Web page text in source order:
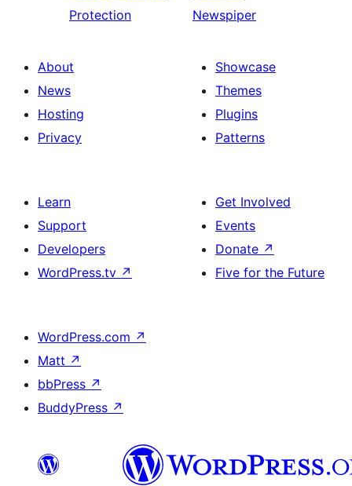
Protection
Newspiper
About
News
Hosting
Privacy
Showcase
Themes
Plugins
Patterns
Learn
Support
Developers
WordPress.tv ↗
Get Involved
Events
Donate ↗
Five for the Future
WordPress.com ↗
Matt ↗
bbPress ↗
BuddyPress ↗